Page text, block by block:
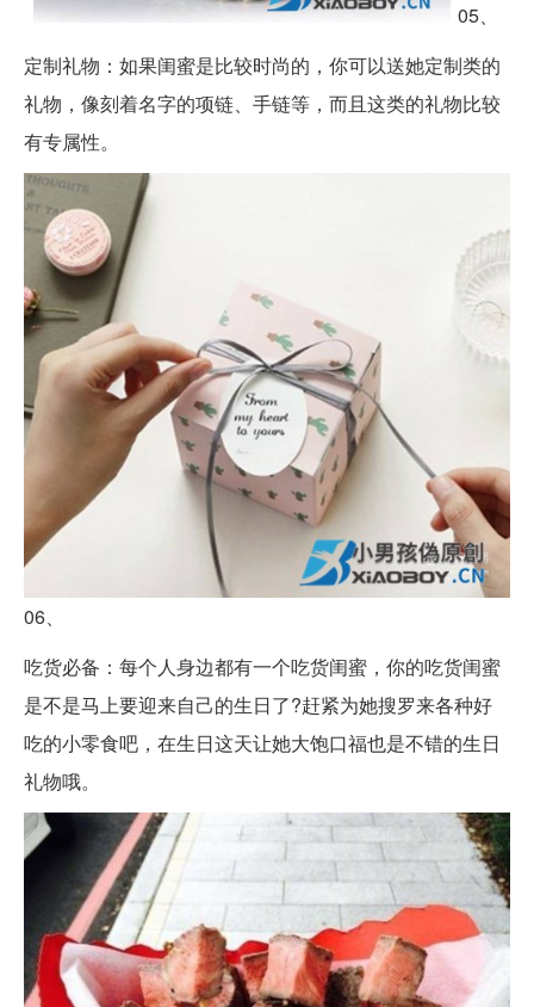
05、
定制礼物：如果闺蜜是比较时尚的，你可以送她定制类的
礼物，像刻着名字的项链、手链等，而且这类的礼物比较
有专属性。
06、
吃货必备：每个人身边都有一个吃货闺蜜，你的吃货闺蜜
是不是马上要迎来自己的生日了?赶紧为她搜罗来各种好
吃的小零食吧，在生日这天让她大饱口福也是不错的生日
礼物哦。